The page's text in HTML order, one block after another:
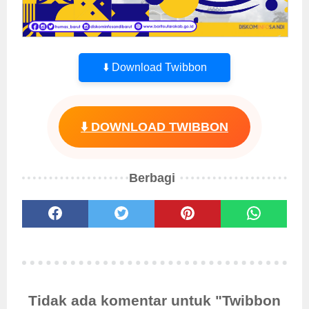
⬇️ Download Twibbon
⬇️ DOWNLOAD TWIBBON
Berbagi
Tidak ada komentar untuk "Twibbon